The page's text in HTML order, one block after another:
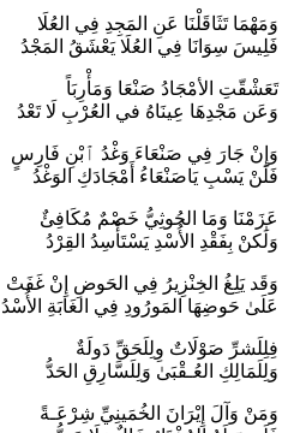
وَمَهْمَا تَثَاقَلْنَا عَنِ المَجِدِ فِي العُلَا
فَلِيسَ سِوَانَا فِي العُلَا يَعْشَقُ المَجْدُ
تَعَشْقّتِ الأمْجَادُ صَنْعَا وَمَأْرِبَاً
وَعَن مَجْدِهَا عِينَاهُ في العُرْبِ لَا تَعْدُ
وَإِنْ جَارَ فِي صَنْعَاءَ وَغْدُ ٱبْنِ فَارِسٍ
فَلَنْ يَسْبِ يَاصَنْعَاءُ أَمْجَادَكِ الوَغْدُ
عَزَمْنَا وَمَا الحُوثِيُّ خَصْمٌ مُكَافِئٌ
وَلَٰكنْ بِفَقْدِ الأُسْدِ يَسْتَأْسِدُ القِرْدُ
وَقَد يَلِغُ الخِنْزِيرُ فِي الحَوضِ إِنْ غَفَتْ
عَلَىٰ حَوضِهَا المَورُودِ فِي الغَابَةِ الأُسْدُ
فِلِلَشرِّ صَوْلَاتٌ وِلِلَحَقِّ دَولَةٌ
وَلِلَمَالِكِ العُـقْبَىٰ وَلِلَسَّارِقِ الحَدُّ
وَمَنْ وَآلَ إِيْرَانَ الخُمَينِيِّ شِرْعَـةً